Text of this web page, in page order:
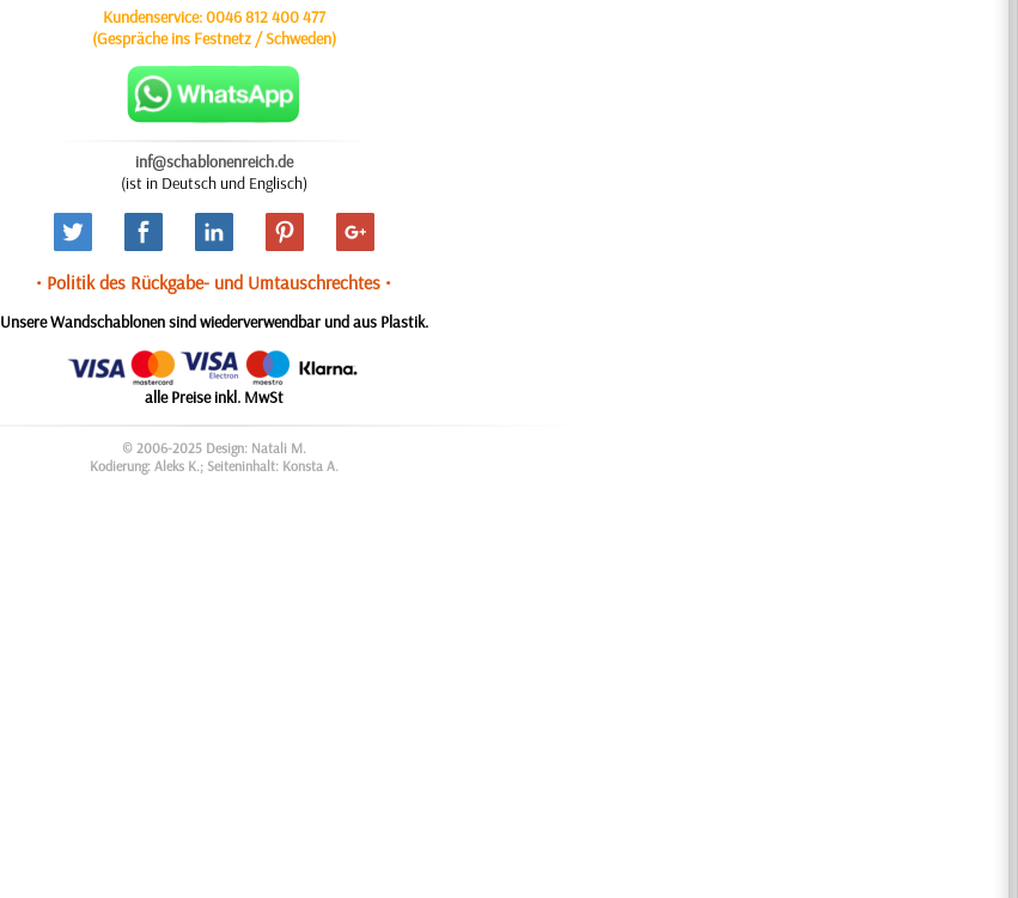
Kundenservice:0046 812 400 477
(Gespräche ins Festnetz / Schweden)
inf@schablonenreich.de
(ist in Deutsch und Englisch)
• Politik des Rückgabe- und Umtauschrechtes •
Unsere Wandschablonen sind wiederverwendbar und aus Plastik.
alle Preise inkl. MwSt
© 2006-2025 Design: Natali M.
Kodierung: Aleks K.; Seiteninhalt: Konsta A.